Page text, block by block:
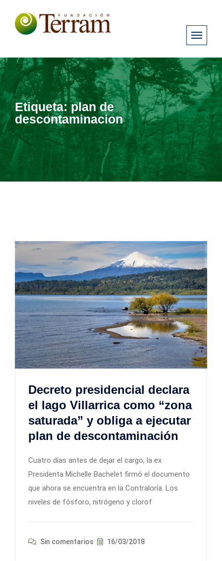
Etiqueta:plan de
descontaminacion
Decreto presidencial declara
el lago Villarrica como “zona
saturada” y obliga a ejecutar
plan de descontaminación
Cuatro días antes de dejar el cargo, la ex
Presidenta Michelle Bachelet firmó el documento
que ahora se encuentra en la Contraloría. Los
niveles de fósforo, nitrógeno y clorof
Sin comentarios 16/03/2018